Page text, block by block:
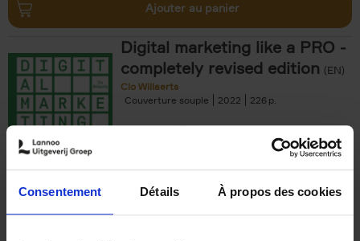
Consentement Détails À propos des cookies
Ajouter au panier
Digital marketing like a PRO -
completely revised edition (EN)
Clo Willaerts
Couverture souple
2022 226
€35,50